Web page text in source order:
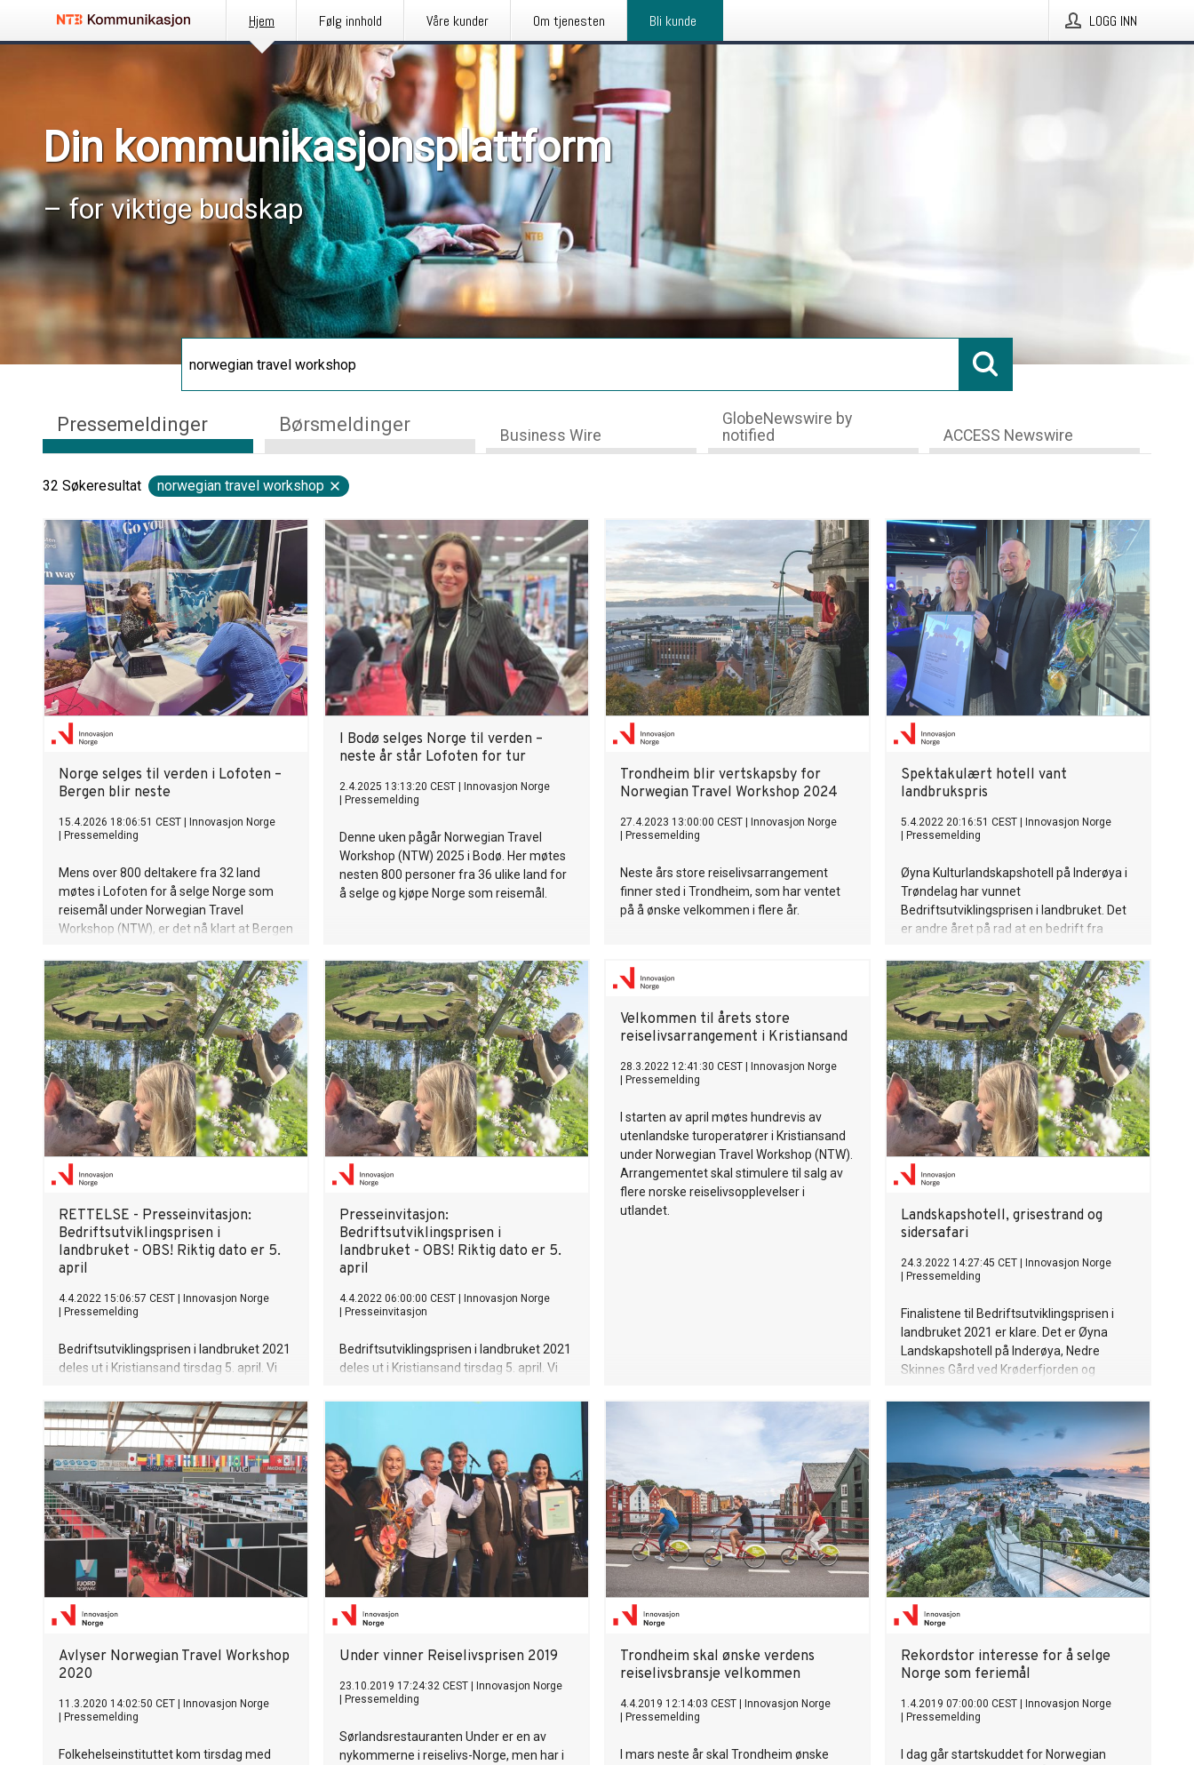
Hjem Følg innhold Våre kunder Om tjenesten Bli kunde LOGG INN
Din kommunikasjonsplattform
– for viktige budskap
Pressemeldinger Børsmeldinger Business Wire
GlobeNewswire by
notified
ACCESS Newswire
32 Søkeresultat norwegian travel workshop
Norge selges til verden i Lofoten –
Bergen blir neste
15.4.2026 18:06:51 CEST
Innovasjon Norge
Pressemelding
Mens over 800 deltakere fra 32 land
møtes i Lofoten for å selge Norge som
reisemål under Norwegian Travel
Workshop (NTW), er det nå klart at Bergen
I Bodø selges Norge til verden –
neste år står Lofoten for tur
2.4.2025 13:13:20 CEST
Innovasjon Norge
Pressemelding
Denne uken pågår Norwegian Travel
Workshop (NTW) 2025 i Bodø. Her møtes
nesten 800 personer fra 36 ulike land for
å selge og kjøpe Norge som reisemål.
Trondheim blir vertskapsby for
Norwegian Travel Workshop 2024
27.4.2023 13:00:00 CEST
Innovasjon Norge
Pressemelding
Neste års store reiselivsarrangement
finner sted i Trondheim, som har ventet
på å ønske velkommen i flere år.
Spektakulært hotell vant
landbrukspris
5.4.2022 20:16:51 CEST
Innovasjon Norge
Pressemelding
Øyna Kulturlandskapshotell på Inderøya i
Trøndelag har vunnet
Bedriftsutviklingsprisen i landbruket. Det
er andre året på rad at en bedrift fra
RETTELSE - Presseinvitasjon:
Bedriftsutviklingsprisen i
landbruket - OBS! Riktig dato er 5.
april
4.4.2022 15:06:57 CEST
Innovasjon Norge
Pressemelding
Bedriftsutviklingsprisen i landbruket 2021
deles ut i Kristiansand tirsdag 5. april. Vi
melding i morges der det sto 5. juli.
Presseinvitasjon:
Bedriftsutviklingsprisen i
landbruket - OBS! Riktig dato er 5.
april
4.4.2022 06:00:00 CEST
Innovasjon Norge
Presseinvitasjon
Bedriftsutviklingsprisen i landbruket 2021
deles ut i Kristiansand tirsdag 5. april. Vi
melding i morges der det sto 5. juli.
Velkommen til årets store
reiselivsarrangement i Kristiansand
28.3.2022 12:41:30 CEST
Innovasjon Norge
Pressemelding
I starten av april møtes hundrevis av
utenlandske turoperatører i Kristiansand
under Norwegian Travel Workshop (NTW).
Arrangementet skal stimulere til salg av
flere norske reiselivsopplevelser i
utlandet.
Landskapshotell, grisestrand og
sidersafari
24.3.2022 14:27:45 CET
Innovasjon Norge
Pressemelding
Finalistene til Bedriftsutviklingsprisen i
landbruket 2021 er klare. Det er Øyna
Landskapshotell på Inderøya, Nedre
Skinnes Gård ved Krøderfjorden og
fellesnevner for alle prosjektene.
Avlyser Norwegian Travel Workshop
2020
11.3.2020 14:02:50 CET
Innovasjon Norge
Pressemelding
Folkehelseinstituttet kom tirsdag med
Under vinner Reiselivsprisen 2019
23.10.2019 17:24:32 CEST
Innovasjon Norge
Pressemelding
Sørlandsrestauranten Under er en av
nykommerne i reiselivs-Norge, men har i
Trondheim skal ønske verdens
reiselivsbransje velkommen
4.4.2019 12:14:03 CEST
Innovasjon Norge
Pressemelding
I mars neste år skal Trondheim ønske
Rekordstor interesse for å selge
Norge som feriemål
1.4.2019 07:00:00 CEST
Innovasjon Norge
Pressemelding
I dag går startskuddet for Norwegian